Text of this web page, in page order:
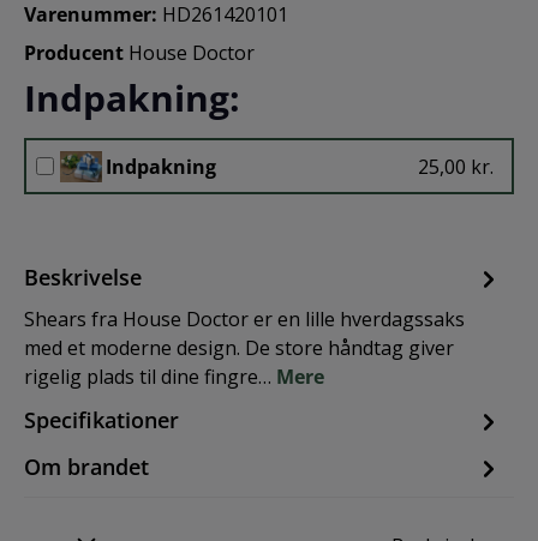
Varenummer: HD261420101
Producent House Doctor
Indpakning:
Indpakning 25,00 kr.
Beskrivelse
Shears fra House Doctor er en lille hverdagssaks
med et moderne design. De store håndtag giver
rigelig plads til dine fingre… Mere
Specifikationer
Om brandet